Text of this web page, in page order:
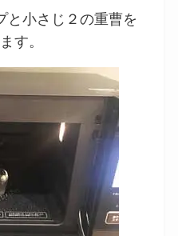
小さじ２の重曹を
す。